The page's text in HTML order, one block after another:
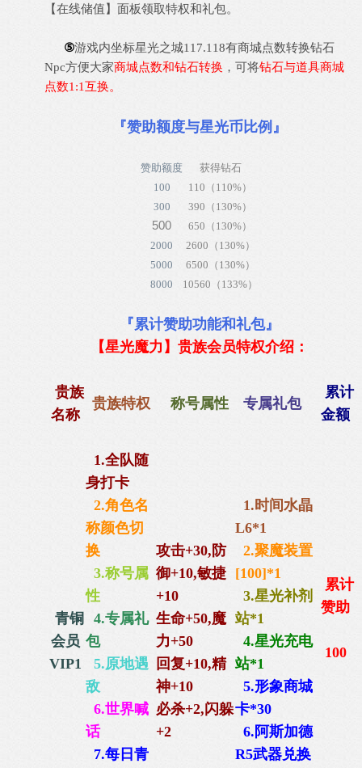
【在线储值】 面板领取特权和礼包。
⑤游戏内坐标星光之城117.118有商城点数转换钻石
Npc方便大家商城点数和钻石转换 ， 可将钻石与道具商城
点数1:1互换。
『赞助额度与星光币比例 』
赞助额度
获得钻石
100
110（110%）
300
390（130%）
500
650（130%）
2000
2600（130%）
5000
6500（130%）
8000
10560（133%）
『累计赞助功能和礼包』
【星光魔力】贵族会员特权介绍：
贵族
名称
贵族特权 称号属性 专属礼包
累计
金额
青铜
会员
VIP1
1.全队随
身打卡
2.角色名
称颜色切
换
3.称号属
性
4.专属礼
包
5.原地遇
敌
6.世界喊
话
7.每日青
攻击+30,防
御+10,敏捷
+10
生命+50,魔
力+50
回复+10,精
神+10
必杀+2,闪躲
+2
1.时间水晶
L6*1
2.聚魔装置
[100]*1
3.星光补剂
站*1
4.星光充电
站*1
5.形象商城
卡*30
6.阿斯加德
R5武器兑换
累计
赞助
100